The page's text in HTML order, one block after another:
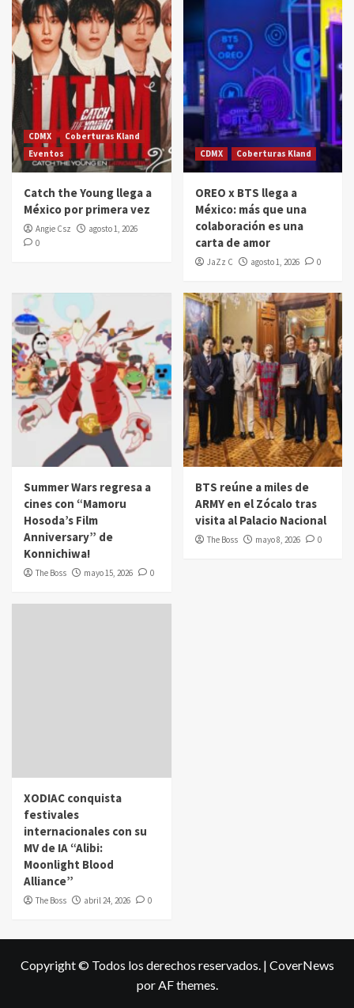
CDMX
Coberturas Kland
Eventos
Catch the Young llega a
México por primera vez
Angie Csz
agosto 1, 2026
0
CDMX Coberturas Kland
OREO x BTS llega a
México: más que una
colaboración es una
carta de amor
JaZz C agosto 1, 2026 0
Summer Wars regresa a
cines con “Mamoru
Hosoda’s Film
Anniversary” de
Konnichiwa!
The Boss mayo 15, 2026 0
BTS reúne a miles de
ARMY en el Zócalo tras
visita al Palacio Nacional
The Boss mayo 8, 2026 0
XODIAC conquista
festivales
internacionales con su
MV de IA “Alibi:
Moonlight Blood
Alliance”
The Boss abril 24, 2026 0
Copyright © Todos los derechos reservados. | CoverNews
por AF themes.